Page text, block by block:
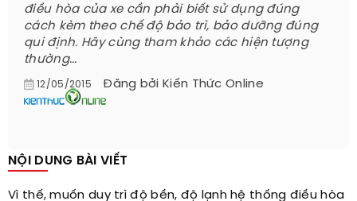
điều hòa của xe cần phải biết sử dụng đúng
cách kèm theo chế độ bảo trì, bảo dưỡng đúng
qui định. Hãy cùng tham khảo các hiện tượng
thường...
12/05/2015 Đăng bởi Kiến Thức Online
NỘI DUNG BÀI VIẾT
Vì thế, muốn duy trì độ bền, độ lạnh hệ thống điều hòa